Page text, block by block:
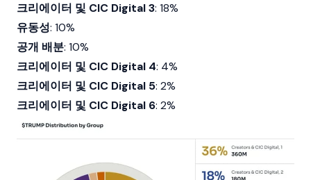
크리에이터 및 CIC Digital 3: 18%
유동성: 10%
공개 배분: 10%
크리에이터 및 CIC Digital 4: 4%
크리에이터 및 CIC Digital 5: 2%
크리에이터 및 CIC Digital 6: 2%